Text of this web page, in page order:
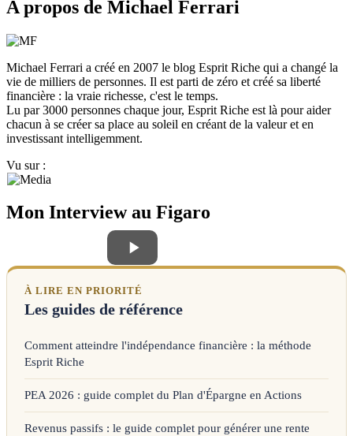
A propos de Michael Ferrari
Michael Ferrari a créé en 2007 le blog Esprit Riche qui a changé la
vie de milliers de personnes. Il est parti de zéro et créé sa liberté
financière : la vraie richesse, c'est le temps.
Lu par 3000 personnes chaque jour, Esprit Riche est là pour aider
chacun à se créer sa place au soleil en créant de la valeur et en
investissant intelligemment.
Vu sur :
Mon Interview au Figaro
À LIRE EN PRIORITÉ
Les guides de référence
Comment atteindre l'indépendance financière : la méthode
Esprit Riche
PEA 2026 : guide complet du Plan d'Épargne en Actions
Revenus passifs : le guide complet pour générer une rente